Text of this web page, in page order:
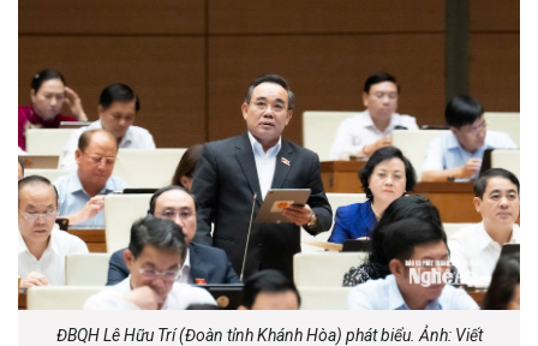
ĐBQH Lê Hữu Trí (Đoàn tỉnh Khánh Hòa) phát biểu. Ảnh: Viết